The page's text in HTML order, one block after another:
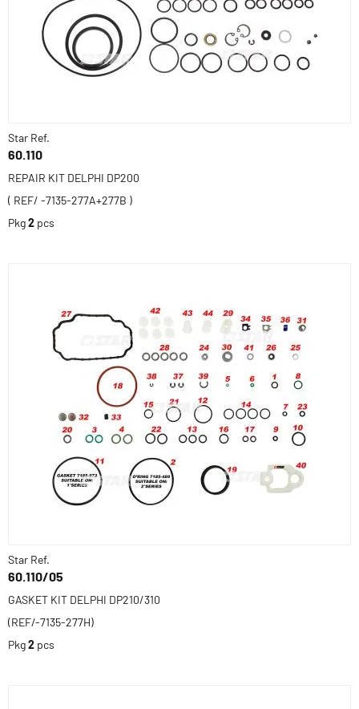
Star Ref.
60.110
REPAIR KIT DELPHI DP200
( REF/ -7135-277A+277B )
Pkg2 pcs
Star Ref.
60.110/05
GASKET KIT DELPHI DP210/310
(REF/-7135-277H)
Pkg2 pcs